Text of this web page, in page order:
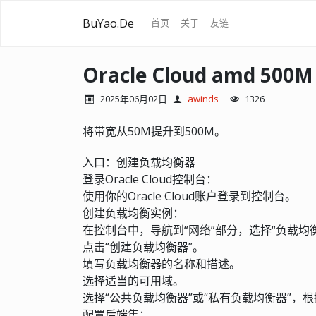
BuYao.De 首页 关于 友链
Oracle Cloud amd 500M
2025年06月02日 awinds 1326
将带宽从50M提升到500M。
入口：创建负载均衡器
登录Oracle Cloud控制台：
使用你的Oracle Cloud账户登录到控制台。
创建负载均衡实例：
在控制台中，导航到“网络”部分，选择“负载均衡
点击“创建负载均衡器”。
填写负载均衡器的名称和描述。
选择适当的可用域。
选择“公共负载均衡器”或“私有负载均衡器”，根